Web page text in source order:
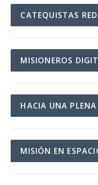
CATEQUISTAS
MISIONEROS
HACIA UNA PLENA
MISIÓN EN